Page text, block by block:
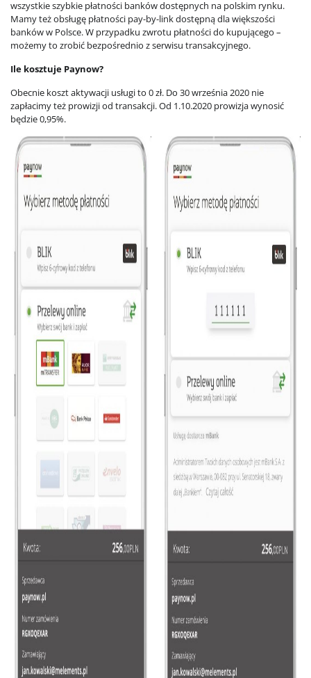
wszystkie szybkie płatności banków dostępnych na polskim rynku.
Mamy też obsługę płatności pay-by-link dostępną dla większości
banków w Polsce. W przypadku zwrotu płatności do kupującego –
możemy to zrobić bezpośrednio z serwisu transakcyjnego.
Ile kosztuje Paynow?
Obecnie koszt aktywacji usługi to 0 zł. Do 30 września 2020 nie
zapłacimy też prowizji od transakcji. Od 1.10.2020 prowizja wynosić
będzie 0,95%.